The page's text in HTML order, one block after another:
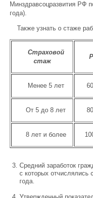
Минздравсоцразвития РФ
года).
Также узнать о стаже
Страховой
стаж
Менее 5 лет
От 5 до 8 лет
8 лет и более
Средний заработок
с которых отчислялись
года.